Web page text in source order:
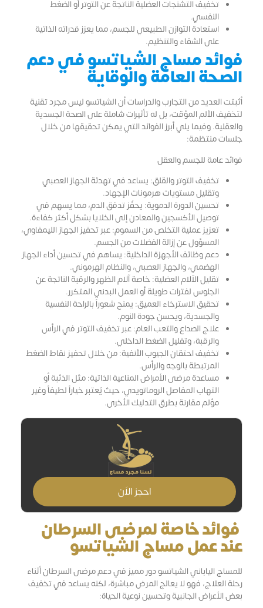
تخفيف التشنجات العضلية الناتجة عن التوتر أو الضغط
النفسي.
استعادة التوازن الطبيعي للجسم، مما يعزز قدراته الذاتية
على الشفاء والتنظيم.
فوائد مساج الشياتسو في دعم
الصحة العامة والوقاية
أثبتت العديد من التجارب والدراسات أن الشياتسو ليس مجرد تقنية
لتخفيف الألم المؤقت، بل له تأثيرات شاملة على الصحة الجسدية
والعقلية. وفيما يلي أبرز الفوائد التي يمكن تحقيقها من خلال
جلسات منتظمة:
فوائد عامة للجسم والعقل
تخفيف التوتر والقلق: يساعد في تهدئة الجهاز العصبي
وتقليل مستويات هرمونات الإجهاد.
تحسين الدورة الدموية: يحفّز تدفق الدم، مما يسهم في
توصيل الأكسجين والمعادن إلى الخلايا بشكل أكثر كفاءة.
تعزيز عملية التخلص من السموم: عبر تحفيز الجهاز الليمفاوي،
المسؤول عن إزالة الفضلات من الجسم.
دعم وظائف الأجهزة الداخلية: يساهم في تحسين أداء الجهاز
الهضمي، والجهاز العصبي، والنظام الهرموني.
تقليل الآلام العضلية: خاصة آلام الظهر والرقبة الناتجة عن
الجلوس لفترات طويلة أو العمل البدني المتكرر.
تحقيق الاسترخاء العميق: يمنح شعوراً بالراحة النفسية
والجسدية، ويحسن جودة النوم.
علاج الصداع والتعب العام: عبر تخفيف التوتر في الرأس
والرقبة، وتقليل الضغط الداخلي.
تخفيف احتقان الجيوب الأنفية: من خلال تحفيز نقاط الضغط
المرتبطة بالوجه والرأس.
مساعدة مرضى الأمراض المناعية الذاتية: مثل الذئبة أو
التهاب المفاصل الروماتويدي، حيث يُعتبر خياراً لطيفاً وغير
مؤلم مقارنة بطرق التدليك الأخرى.
احجز الاَن
فوائد خاصة لمرضى السرطان
عند عمل مساج الشياتسو
للمساج الياباني الشياتسو دور مميز في دعم مرضى السرطان أثناء
رحلة العلاج، فهو لا يعالج المرض مباشرة، لكنه يساعد في تخفيف
بعض الأعراض الجانبية وتحسين نوعية الحياة: